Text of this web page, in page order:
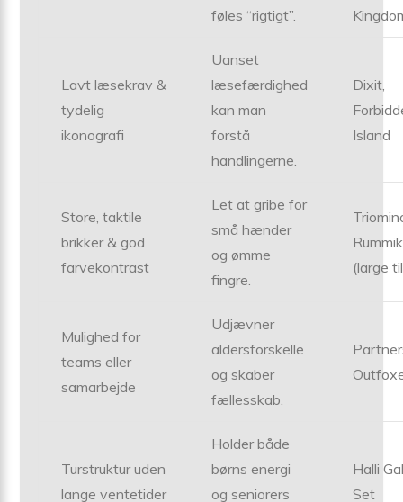
føles “rigtigt”.
Lavt læsekrav &
tydelig
ikonografi
Uanset
læsefærdighed
kan man
forstå
handlingerne.
Dixit,
Island
Store, taktile
brikker & god
farvekontrast
Let at gribe for
små hænder
og ømme
fingre.
(large
Mulighed for
teams eller
samarbejde
Udjævner
aldersforskelle
og skaber
fællesskab.
Turstruktur uden
lange ventetider
Holder både
børns energi
og seniorers
Halli
Set